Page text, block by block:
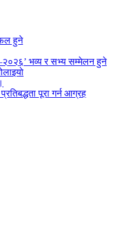
हुने
भव्य र सभ्य सम्मेलन हुने
पूरा गर्न आग्रह